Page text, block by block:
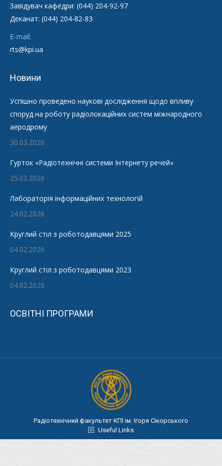
Завідувач кафедри: (044) 204-92-97
Деканат: (044) 204-82-83
E-mail:
rts@kpi.ua
Новини
Успішно проведено наукові дослідження щодо впливу
споруд на роботу радіолокаційних систем міжнародного
аеродрому
30.03.2026
Гурток «Радіотехнічні системи Інтернету речей»
25.03.2026
Лабораторія інформаційних технологій
24.02.2026
Круглий стіл з роботодавцями 2025
04.02.2026
Круглий стіл з роботодавцями 2023
04.02.2026
ОСВІТНІ ПРОГРАМИ
Радіотехнічний факультет КПІ ім. Ігоря Сікорського
Useful Links